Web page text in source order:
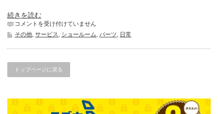
続きを読む
チ
ェ
ン
は
コメントを受け付けていません
その他, サービス, ショールーム, パーツ, 日常
トップページに戻る